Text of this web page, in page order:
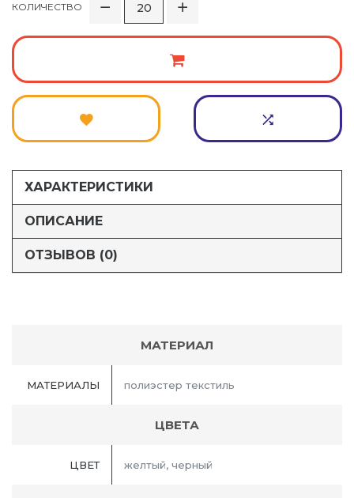
КОЛИЧЕСТВО
ХАРАКТЕРИСТИКИ
ОПИСАНИЕ
ОТЗЫВОВ (0)
МАТЕРИАЛ
МАТЕРИАЛЫ полиэстер текстиль
ЦВЕТА
ЦВЕТ желтый, черный